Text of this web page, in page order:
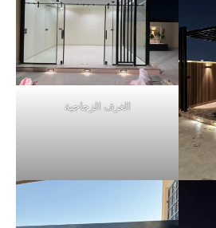
الغرف الزجاجية